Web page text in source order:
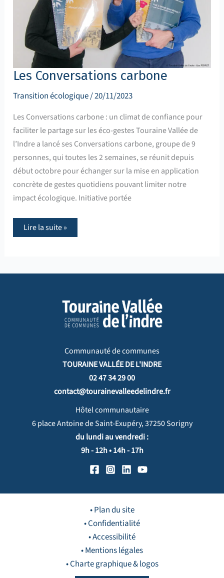
Les Conversations carbone
Transition écologique/20/11/2023
Les Conversations carbone : un climat de confiance pour
faciliter le partage sur les éco-gestes Touraine Vallée de
l’Indre a lancé ses Conversations carbone, groupe de 9
personnes, qui toutes les 2 semaines, se réunit depuis
début octobre pour échanger sur la mise en application
concrète de gestes quotidiens pouvant limiter notre
impact écologique. Initiative portée
Lire la suite »
Communauté de communes
TOURAINE VALLÉE DE L'INDRE
02 47 34 29 00
contact@tourainevalleedelindre.fr
Hôtel communautaire
6 place Antoine de Saint-Exupéry, 37250 Sorigny
du lundi au vendredi :
9h - 12h • 14h - 17h
• Plan du site
• Confidentialité
• Accessibilité
• Mentions légales
• Charte graphique & logos